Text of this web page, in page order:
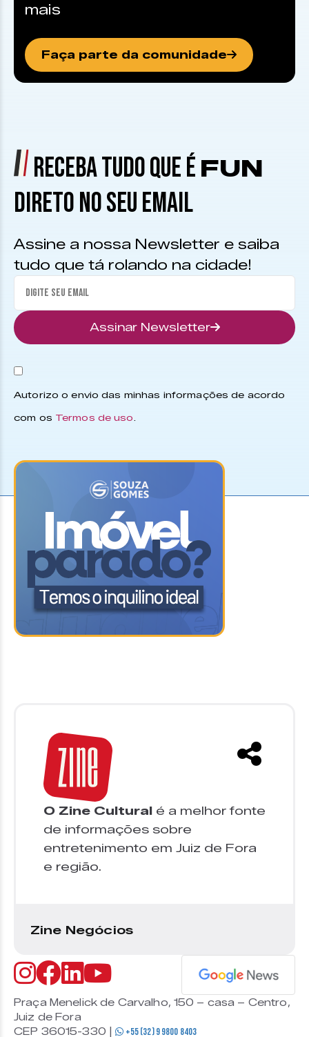
mais
Faça parte da comunidade
RECEBA TUDO QUE É FUN
DIRETO NO SEU EMAIL
Assine a nossa Newsletter e saiba
tudo que tá rolando na cidade!
Assinar Newsletter
Autorizo o envio das minhas informações de acordo
com os Termos de uso
O Zine Cultural é a melhor fonte
de informações sobre
entretenimento em Juiz de Fora
e região.
Zine Negócios
Praça Menelick de Carvalho, 150 – casa – Centro,
Juiz de Fora
CEP 36015-330 |
+55 (32) 9 9800 8403